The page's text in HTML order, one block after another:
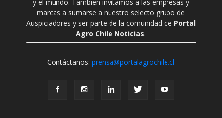
y el mundo. También invitamos a las empresas y
marcas a sumarse a nuestro selecto grupo de
Auspiciadores y ser parte de la comunidad de Portal
Agro Chile Noticias.
Contáctanos:prensa@portalagrochile.cl